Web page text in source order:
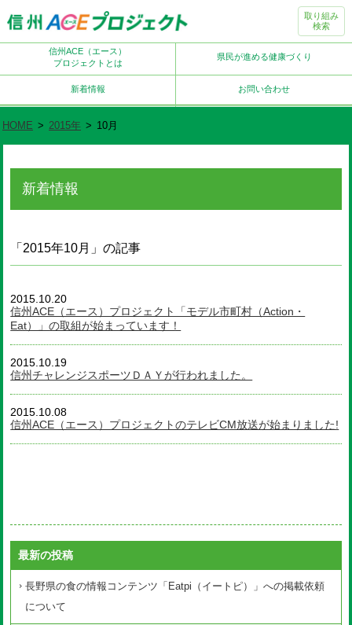
取り組み
検索
信州ACE（エース）
プロジェクトとは
県民が進める健康づくり
新着情報 お問い合わせ
HOME > 2015年 > 10月
新着情報
「2015年10月」の記事
2015.10.20
信州ACE（エース）プロジェクト「モデル市町村（Action・
Eat）」の取組が始まっています！
2015.10.19
信州チャレンジスポーツＤＡＹが行われました。
2015.10.08
信州ACE（エース）プロジェクトのテレビCM放送が始まりました!
最新の投稿
長野県の食の情報コンテンツ「Eatpi（イートピ）」への掲載依頼
について